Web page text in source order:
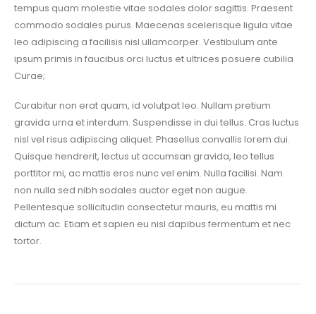
tempus quam molestie vitae sodales dolor sagittis. Praesent
commodo sodales purus. Maecenas scelerisque ligula vitae
leo adipiscing a facilisis nisl ullamcorper. Vestibulum ante
ipsum primis in faucibus orci luctus et ultrices posuere cubilia
Curae;
Curabitur non erat quam, id volutpat leo. Nullam pretium
gravida urna et interdum. Suspendisse in dui tellus. Cras luctus
nisl vel risus adipiscing aliquet. Phasellus convallis lorem dui.
Quisque hendrerit, lectus ut accumsan gravida, leo tellus
porttitor mi, ac mattis eros nunc vel enim. Nulla facilisi. Nam
non nulla sed nibh sodales auctor eget non augue.
Pellentesque sollicitudin consectetur mauris, eu mattis mi
dictum ac. Etiam et sapien eu nisl dapibus fermentum et nec
tortor.